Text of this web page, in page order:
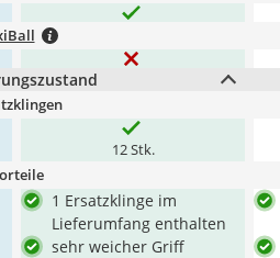
12 Stk.
1 Ersatzklinge im
Lieferumfang enthalten
sehr weicher Griff